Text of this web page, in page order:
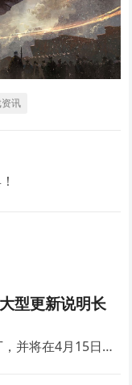
讯
型更新说明长
，并将在4月15日…